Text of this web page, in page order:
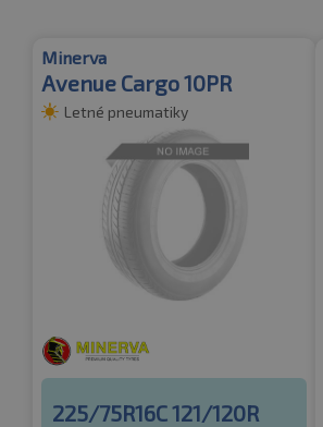
Minerva
Avenue Cargo 10PR
Letné pneumatiky
225/75R16C 121/120R